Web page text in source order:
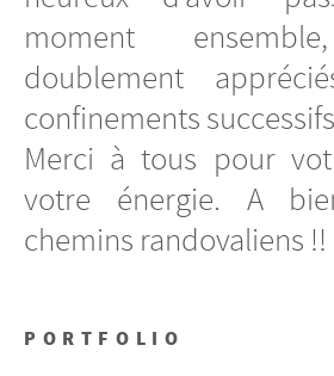
moment
doublement
confinements
Merci à tous pour
votre énergie. A
chemins randovaliens !!
PORTFOLIO